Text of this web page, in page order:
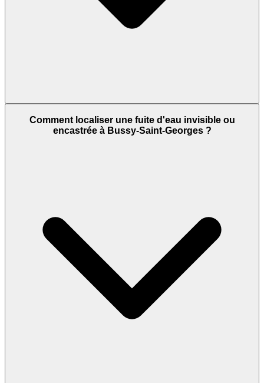
Comment localiser une fuite d'eau invisible ou
encastrée à Bussy-Saint-Georges ?